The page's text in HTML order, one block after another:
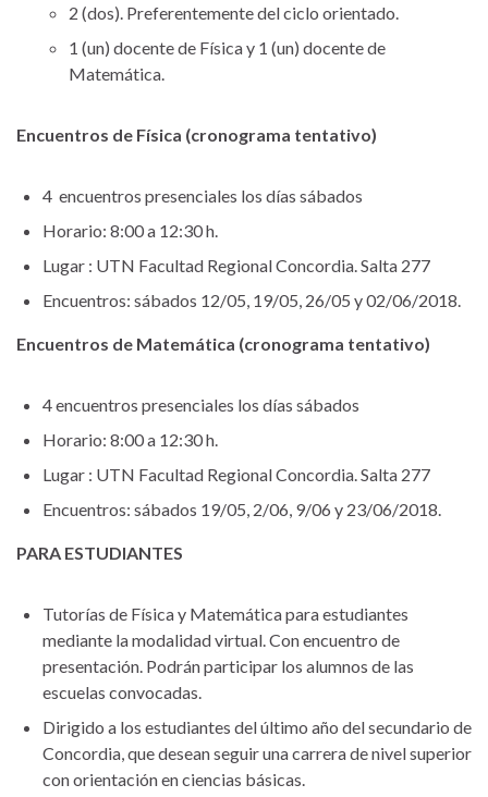
2 (dos). Preferentemente del ciclo orientado.
1 (un) docente de Física y 1 (un) docente de
Matemática.
Encuentros de Física (cronograma tentativo)
4 encuentros presenciales los días sábados
Horario: 8:00 a 12:30 h.
Lugar : UTN Facultad Regional Concordia. Salta 277
Encuentros: sábados 12/05, 19/05, 26/05 y 02/06/2018.
Encuentros de Matemática (cronograma tentativo)
4 encuentros presenciales los días sábados
Horario: 8:00 a 12:30 h.
Lugar : UTN Facultad Regional Concordia. Salta 277
Encuentros: sábados 19/05, 2/06, 9/06 y 23/06/2018.
PARA ESTUDIANTES
Tutorías de Física y Matemática para estudiantes
mediante la modalidad virtual. Con encuentro de
presentación. Podrán participar los alumnos de las
escuelas convocadas.
Dirigido a los estudiantes del último año del secundario de
Concordia, que desean seguir una carrera de nivel superior
con orientación en ciencias básicas.